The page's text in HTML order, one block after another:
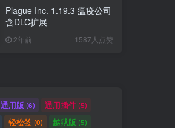
Plague Inc. 1.19.3 瘟疫公司
含DLC扩展
2年前 1587人点赞
通用版 (6) 通用插件(5)
轻松签(0) 越狱版 (5)